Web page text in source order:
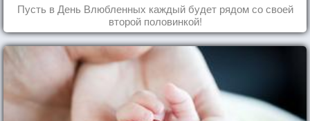
Пусть в День Влюбленных каждый будет рядом со своей
второй половинкой!